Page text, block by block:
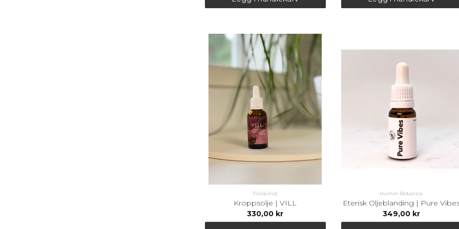
Floravind
Kroppsolje | VILL
330,00 kr
Humm Botanica
Eterisk Oljeblanding | Pure
349,00 kr